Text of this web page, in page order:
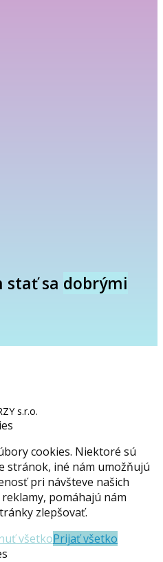
stať sa dobrými
s.r.o.
cookies. Niektoré sú
stránok, iné nám umožňujú
pri návšteve našich
pomáhajú nám
zlepšovať.
všetkoPrijať všetko